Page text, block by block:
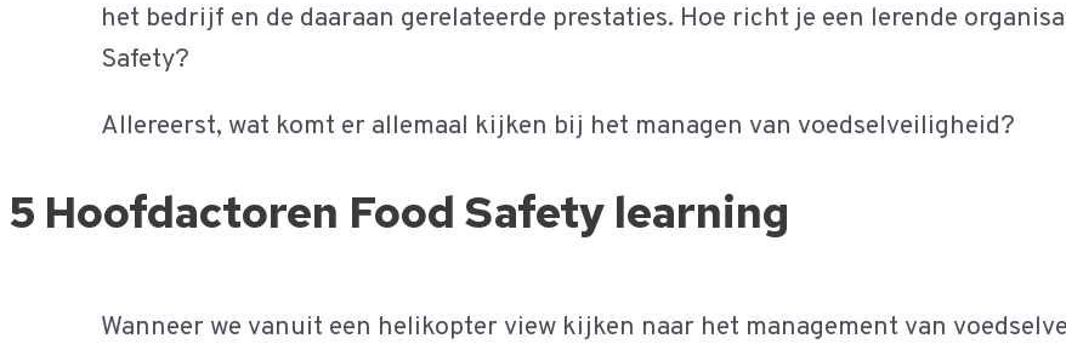
het bedrijf en de daaraan gerelateerde prestaties. Hoe richt je een lerende
Safety?
Allereerst, wat komt er allemaal kijken bij het managen van voedselveiligheid?
5 Hoofdactoren Food Safety learning
Wanneer we vanuit een helikopter view kijken naar het management van